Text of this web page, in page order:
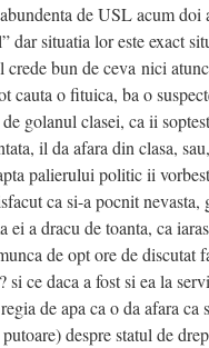
de USL acum
dar situatia lor este exact
crede bun de ceva nici
cauta o fituica, ba o
golanul clasei, ca ii
il da afara din clasa,
palierului politic ii
ca si-a pocnit
ei a dracu de toanta, ca
de opt ore de
si ce daca a fost si ea la
de apa ca o da afara
despre statul de